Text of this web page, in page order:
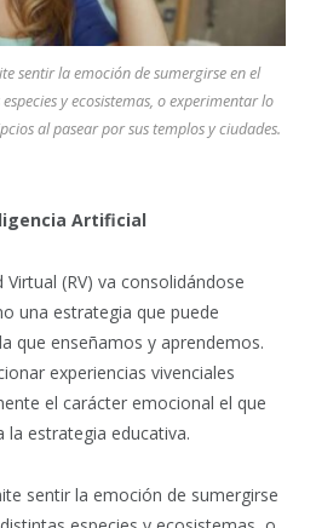
sentir la emoción de sumergirse en el
y ecosistemas, o experimentar lo
al pasear por sus templos y ciudades.
Artificial
(RV) va consolidándose
una estrategia que puede
que enseñamos y aprendemos.
experiencias vivenciales
el carácter emocional el que
estrategia educativa.
sentir la emoción de sumergirse